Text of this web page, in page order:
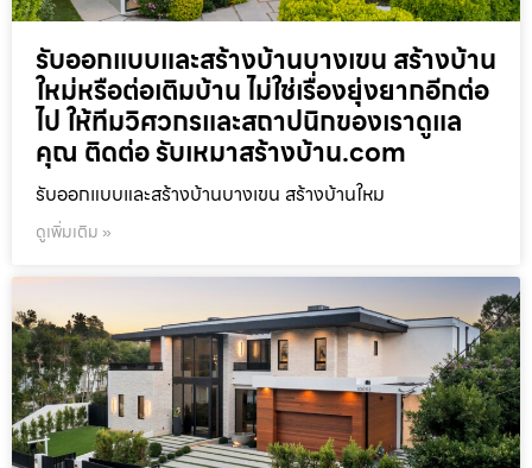
รับออกแบบและสร้างบ้านบางเขน สร้างบ้าน
ใหม่หรือต่อเติมบ้าน ไม่ใช่เรื่องยุ่งยากอีกต่อ
ไป ให้ทีมวิศวกรและสถาปนิกของเราดูแล
คุณ ติดต่อ รับเหมาสร้างบ้าน.com
รับออกแบบและสร้างบ้านบางเขน สร้างบ้านใหม
ดูเพิ่มเติม »